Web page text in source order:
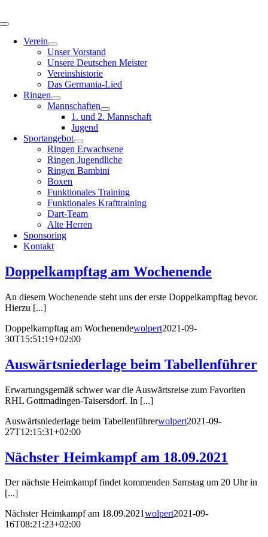
Inhalt
Toggle
NavigationVerein
Unser Vorstand
Unsere Deutschen Meister
Vereinshistorie
Das Germania-Lied
Ringen
Mannschaften
1. und 2. Mannschaft
Jugend
Sportangebot
Ringen Erwachsene
Ringen Jugendliche
Ringen Bambini
Boxen
Funktionales Training
Funktionales Krafttraining
Dart-Team
Alte Herren
Sponsoring
Kontakt
Doppelkampftag am Wochenende
An diesem Wochenende steht uns der erste Doppelkampftag bevor.
Hierzu [...]
Doppelkampftag am Wochenendewolpert2021-09-
30T15:51:19+02:00
Auswärtsniederlage beim Tabellenführer
Erwartungsgemäß schwer war die Auswärtsreise zum Favoriten
RHL Gottmadingen-Taisersdorf. In [...]
Auswärtsniederlage beim Tabellenführerwolpert2021-09-
27T12:15:31+02:00
Nächster Heimkampf am 18.09.2021
Der nächste Heimkampf findet kommenden Samstag um 20 Uhr in
[...]
Nächster Heimkampf am 18.09.2021wolpert2021-09-
16T08:21:23+02:00